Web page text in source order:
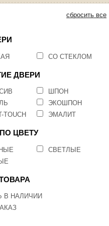
сбросить все
СО СТЕКЛОМ
ДВЕРИ
ШПОН
ЭКОШПОН
TOUCH
ЭМАЛИТ
ЦВЕТУ
СВЕТЛЫЕ
В НАЛИЧИИ